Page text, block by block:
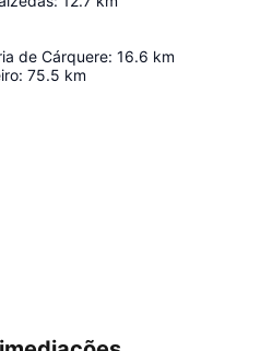
de Cárquere: 16.6 km
: 75.5 km